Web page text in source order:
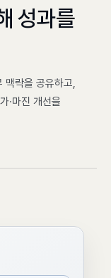
성과를
맥락을 공유하고,
·마진 개선을